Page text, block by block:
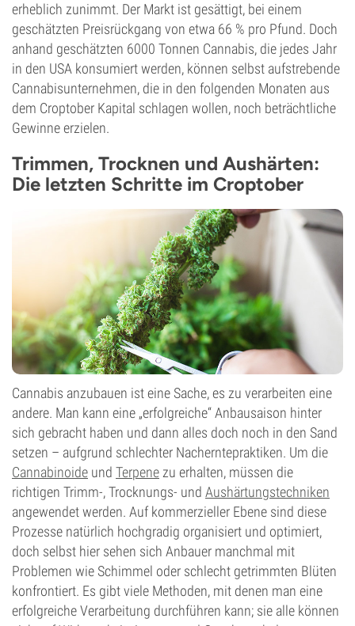
erheblich zunimmt. Der Markt ist gesättigt, bei einem
geschätzten Preisrückgang von etwa 66 % pro Pfund. Doch
anhand geschätzten 6000 Tonnen Cannabis, die jedes Jahr
in den USA konsumiert werden, können selbst aufstrebende
Cannabisunternehmen, die in den folgenden Monaten aus
dem Croptober Kapital schlagen wollen, noch beträchtliche
Gewinne erzielen.
Trimmen, Trocknen und Aushärten:
Die letzten Schritte im Croptober
Cannabis anzubauen ist eine Sache, es zu verarbeiten eine
andere. Man kann eine „erfolgreiche“ Anbausaison hinter
sich gebracht haben und dann alles doch noch in den Sand
setzen – aufgrund schlechter Nacherntepraktiken. Um die
Cannabinoide und Terpene zu erhalten, müssen die
richtigen Trimm-, Trocknungs- und Aushärtungstechniken
angewendet werden. Auf kommerzieller Ebene sind diese
Prozesse natürlich hochgradig organisiert und optimiert,
doch selbst hier sehen sich Anbauer manchmal mit
Problemen wie Schimmel oder schlecht getrimmten Blüten
konfrontiert. Es gibt viele Methoden, mit denen man eine
erfolgreiche Verarbeitung durchführen kann; sie alle können